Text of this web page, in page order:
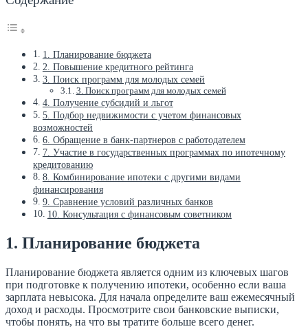
1. Планирование бюджета
2. Повышение кредитного рейтинга
3. Поиск программ для молодых семей
3. Поиск программ для молодых семей
4. Получение субсидий и льгот
5. Подбор недвижимости с учетом финансовых
возможностей
6. Обращение в банк-партнеров с работодателем
7. Участие в государственных программах по ипотечному
кредитованию
8. Комбинирование ипотеки с другими видами
финансирования
9. Сравнение условий различных банков
10. Консультация с финансовым советником
1. Планирование бюджета
Планирование бюджета является одним из ключевых шагов
при подготовке к получению ипотеки, особенно если ваша
зарплата невысока. Для начала определите ваш ежемесячный
доход и расходы. Просмотрите свои банковские выписки,
чтобы понять, на что вы тратите больше всего денег.